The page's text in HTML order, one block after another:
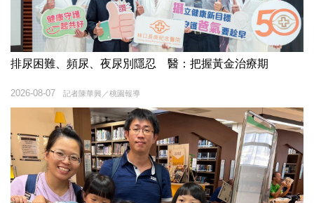
排尿困難、頻尿、夜尿別隱忍 醫：把握黃金治療期
記者陳華興／桃園報導
2026-08-07